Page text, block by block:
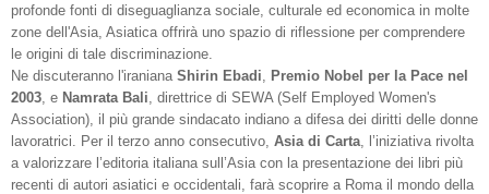
profonde fonti di diseguaglianza sociale, culturale ed economica in molte
zone dell'Asia, Asiatica offrirà uno spazio di riflessione per comprendere
le origini di tale discriminazione.
Ne discuteranno l'iraniana Shirin Ebadi
Premio Nobel per la Pace nel
2003 , e Namrata Bali , direttrice di SEWA (Self Employed Women's
Association), il più grande sindacato indiano a difesa dei diritti delle donne
lavoratrici. Per il terzo anno consecutivo, Asia di Carta , l’iniziativa rivolta
a valorizzare l’editoria italiana sull’Asia con la presentazione dei libri più
recenti di autori asiatici e occidentali, farà scoprire a Roma il mondo della